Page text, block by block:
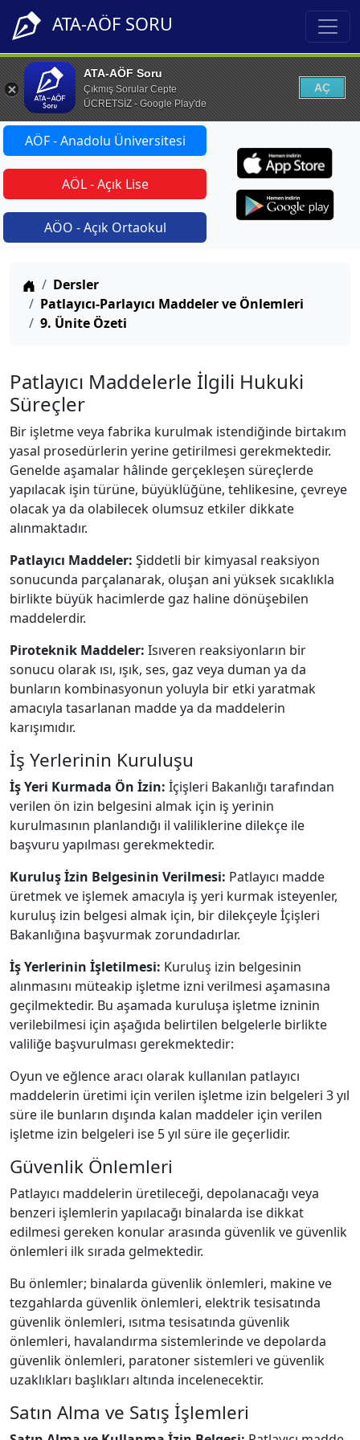
ATA-AÖF SORU
ATA-AÖF Soru
Çıkmış Sorular Cepte
ÜCRETSİZ - Google Play'de
AÇ
AÖF - Anadolu Üniversitesi
AÖL - Açık Lise
AÖO - Açık Ortaokul
Anasayfa
Dersler
Patlayıcı-Parlayıcı Maddeler ve Önlemleri
9. Ünite Özeti
Patlayıcı Maddelerle İlgili Hukuki
Süreçler
Bir işletme veya fabrika kurulmak istendiğinde birtakım
yasal prosedürlerin yerine getirilmesi gerekmektedir.
Genelde aşamalar hâlinde gerçekleşen süreçlerde
yapılacak işin türüne, büyüklüğüne, tehlikesine, çevreye
olacak ya da olabilecek olumsuz etkiler dikkate
alınmaktadır.
Patlayıcı Maddeler: Şiddetli bir kimyasal reaksiyon
sonucunda parçalanarak, oluşan ani yüksek sıcaklıkla
birlikte büyük hacimlerde gaz haline dönüşebilen
maddelerdir.
Piroteknik Maddeler: Isıveren reaksiyonların bir
sonucu olarak ısı, ışık, ses, gaz veya duman ya da
bunların kombinasyonun yoluyla bir etki yaratmak
amacıyla tasarlanan madde ya da maddelerin
karışımıdır.
İş Yerlerinin Kuruluşu
İş Yeri Kurmada Ön İzin: İçişleri Bakanlığı tarafından
verilen ön izin belgesini almak için iş yerinin
kurulmasının planlandığı il valiliklerine dilekçe ile
başvuru yapılması gerekmektedir.
Kuruluş İzin Belgesinin Verilmesi: Patlayıcı madde
üretmek ve işlemek amacıyla iş yeri kurmak isteyenler,
kuruluş izin belgesi almak için, bir dilekçeyle İçişleri
Bakanlığına başvurmak zorundadırlar.
İş Yerlerinin İşletilmesi: Kuruluş izin belgesinin
alınmasını müteakip işletme izni verilmesi aşamasına
geçilmektedir. Bu aşamada kuruluşa işletme izninin
verilebilmesi için aşağıda belirtilen belgelerle birlikte
valiliğe başvurulması gerekmektedir:
Oyun ve eğlence aracı olarak kullanılan patlayıcı
maddelerin üretimi için verilen işletme izin belgeleri 3 yıl
süre ile bunların dışında kalan maddeler için verilen
işletme izin belgeleri ise 5 yıl süre ile geçerlidir.
Güvenlik Önlemleri
Patlayıcı maddelerin üretileceği, depolanacağı veya
benzeri işlemlerin yapılacağı binalarda ise dikkat
edilmesi gereken konular arasında güvenlik ve güvenlik
önlemleri ilk sırada gelmektedir.
Bu önlemler; binalarda güvenlik önlemleri, makine ve
tezgahlarda güvenlik önlemleri, elektrik tesisatında
güvenlik önlemleri, ısıtma tesisatında güvenlik
önlemleri, havalandırma sistemlerinde ve depolarda
güvenlik önlemleri, paratoner sistemleri ve güvenlik
uzaklıkları başlıkları altında incelenecektir.
Satın Alma ve Satış İşlemleri